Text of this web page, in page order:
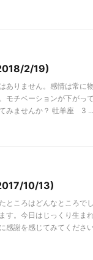
2/19)
ありません。感情は常に
モチベーションが下がっ
みませんか？ 牡羊座 3 ...
10/13)
ところはどんなところで
す。今日はじっくり生ま
感謝を感じてみてくださ